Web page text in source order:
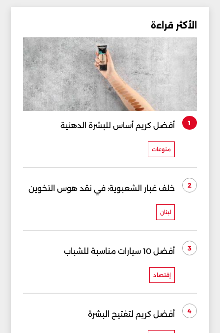
الأكثر قراءة
1 أفضل كريم أساس للبشرة الدهنية
منوعات
2 خلف غبار الشعبوية: في نقد هوس التخوين
لبنان
3 أفضل 10 سيارات مناسبة للشباب
إقتصاد
4 أفضل كريم لتفتيح البشرة